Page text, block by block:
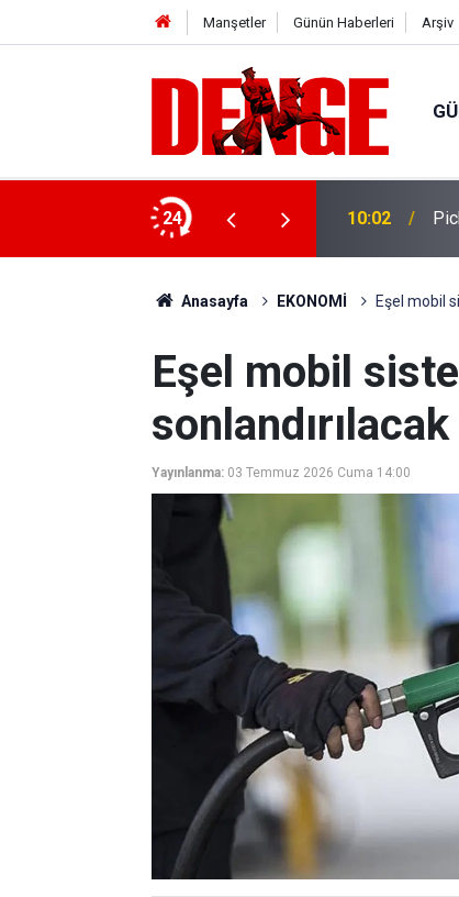
Manşetler Günün Haberleri Arşiv
24 10:02
Anasayfa EKONOMİ Eşel mobil
Eşel mobil
sonlandırılacak
Yayınlanma: 03 Temmuz 2026 Cuma 14:00